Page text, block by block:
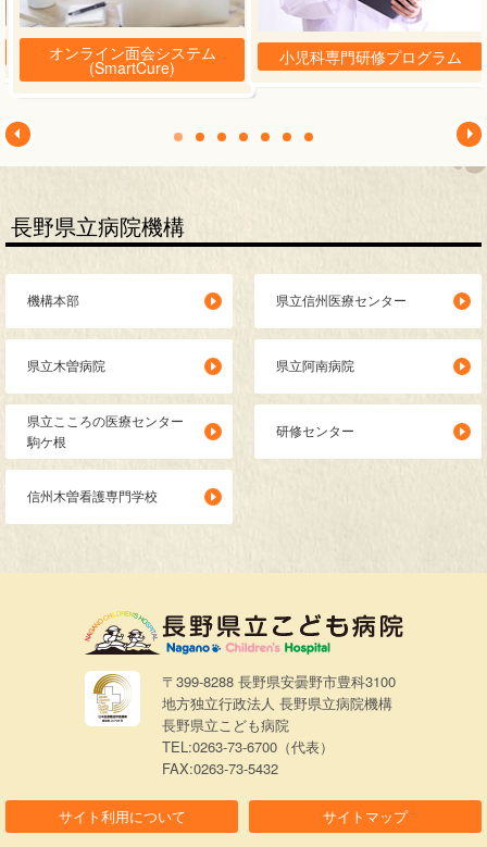
オンライン面会システム
(SmartCure) 小児科専門研修プログラム
長野県立病院機構
機構本部 県立信州医療センター
県立木曽病院 県立阿南病院
県立こころの医療センター
駒ケ根
研修センター
信州木曽看護専門学校
〒399-8288 長野県安曇野市豊科3100
地方独立行政法人 長野県立病院機構
長野県立こども病院
TEL:0263-73-6700（代表）
FAX:0263-73-5432
サイト利用について サイトマップ